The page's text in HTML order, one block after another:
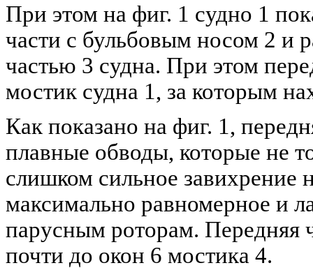
При этом на фиг. 1 судно 1
части с бульбовым носом 2 и
частью 3 судна. При этом
мостик судна 1, за которым
Как показано на фиг. 1,
плавные обводы, которые не
слишком сильное завихрение
максимально равномерное и
парусным роторам. Передняя
почти до окон 6 мостика 4.